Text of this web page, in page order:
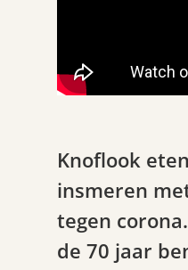
Knoflook
insmeren
tegen
de 70 jaar